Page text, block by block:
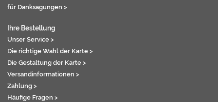
für Danksagungen >
Ihre Bestellung
Unser Service >
Die richtige Wahl der Karte >
Die Gestaltung der Karte >
Versandinformationen >
Zahlung >
Häufige Fragen >